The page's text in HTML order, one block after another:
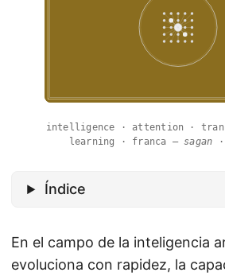
intelligence · attention ·
learning · franca —sagan ·
Índice
En el campo de la inteligencia
evoluciona con rapidez, la